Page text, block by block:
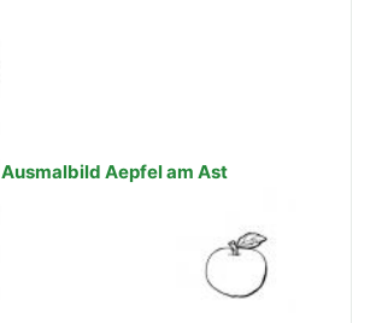
Ausmalbild Aepfel am Ast